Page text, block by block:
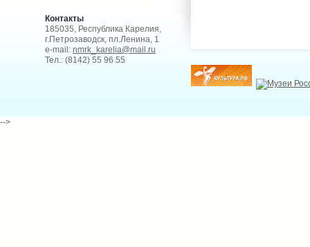
Контакты
185035, Республика Карелия,
г.Петрозаводск, пл.Ленина, 1
e-mail: nmrk_karelia@mail.ru
Тел.: (8142) 55 96 55
-->